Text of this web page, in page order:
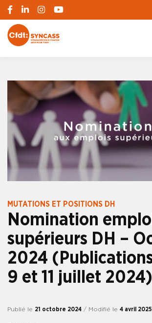
MUTATIONS ET POSITIONS DH
Nomination
supérieurs DH –
2024
9 et 11 juillet 2024)
Publié le 21 octobre 2024 / Modifié le 4 avril 2025